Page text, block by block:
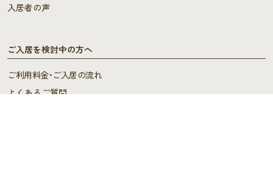
入居者の声
ご入居を検討中の方へ
ご利用料金･ご入居の流れ
よくあるご質問